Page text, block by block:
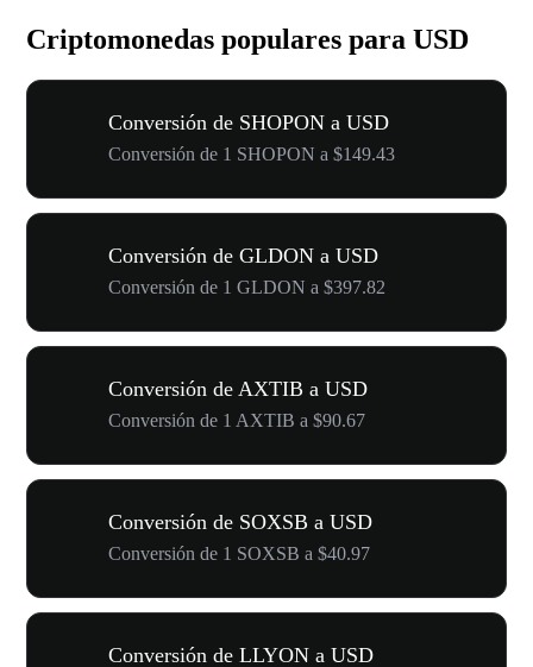
Criptomonedas populares para USD
Conversión de SHOPON a USD
Conversión de 1 SHOPON a $149.43
Conversión de GLDON a USD
Conversión de 1 GLDON a $397.82
Conversión de AXTIB a USD
Conversión de 1 AXTIB a $90.67
Conversión de SOXSB a USD
Conversión de 1 SOXSB a $40.97
Conversión de LLYON a USD